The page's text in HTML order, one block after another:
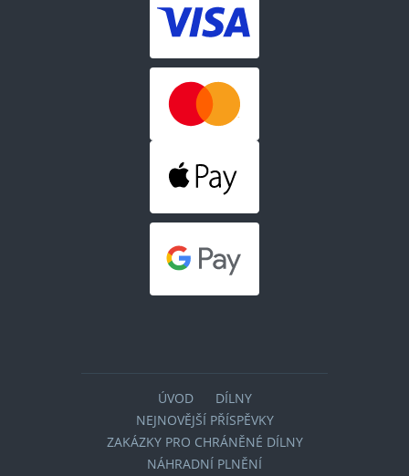
ÚVOD
DÍLNY
NEJNOVĚJŠÍ PŘÍSPĚVKY
ZAKÁZKY PRO CHRÁNĚNÉ DÍLNY
NÁHRADNÍ PLNĚNÍ